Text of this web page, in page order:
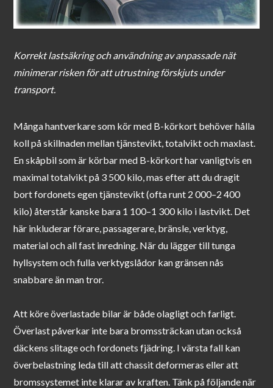
Korrekt lastsäkring och användning av anpassade nät
minimerar risken för att utrustning förskjuts under
transport.
Många hantverkare som kör med B-körkort behöver hålla
koll på skillnaden mellan tjänstevikt, totalvikt och maxlast.
En skåpbil som är körbar med B-körkort har vanligtvis en
maximal totalvikt på 3 500 kilo, mas efter att du dragit
bort fordonets egen tjänstevikt (ofta runt 2 000–2 400
kilo) återstår kanske bara 1 100–1 300 kilo i lastvikt. Det
här inkluderar förare, passagerare, bränsle, verktyg,
material och all fast inredning. När du lägger till tunga
hyllsystem och fulla verktygslådor kan gränsen nås
snabbare än man tror.
Att köre överlastade bilar är både olagligt och farligt.
Överlast påverkar inte bara bromssträckan utan också
däckens slitage och fordonets fjädring. I värsta fall kan
överbelastning leda till att chassit deformeras eller att
bromssystemet inte klarar av kraften. Tänk på följande när